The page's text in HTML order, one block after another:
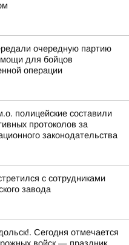
очередную партию
для бойцов
операции
полицейские составили
протоколов за
законодательства
с сотрудниками
завода
Сегодня отмечается